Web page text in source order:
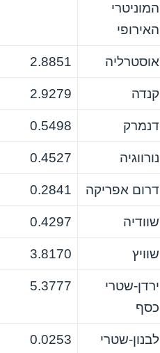
המוניטרי
האירופי
אוסטרליה 2.8851
קנדה 2.9279
דנמרק 0.5498
נורווגיה 0.4527
דרום אפריקה 0.2841
שוודיה 0.4297
שוויץ 3.8170
ירדן-שטרי
כסף
5.3777
לבנון-שטרי
0.0253